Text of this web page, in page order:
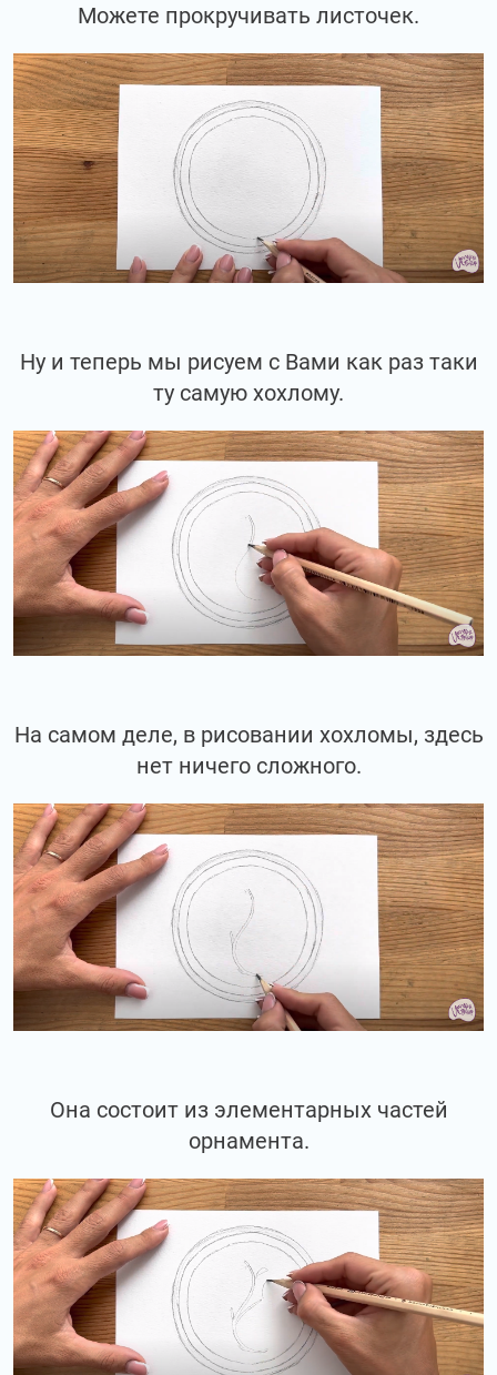
Можете прокручивать листочек.
Ну и теперь мы рисуем с Вами как раз таки
ту самую хохлому.
На самом деле, в рисовании хохломы, здесь
нет ничего сложного.
Она состоит из элементарных частей
орнамента.